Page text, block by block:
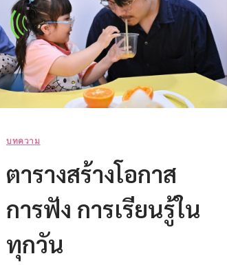
บทความ
ตารางสร้างโอกาส
การฟัง การเรียนรู้ใน
ทุกวัน